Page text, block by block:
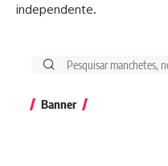
independente.
Banner